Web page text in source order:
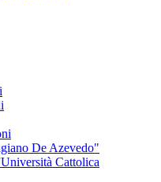
De Azevedo"
Cattolica